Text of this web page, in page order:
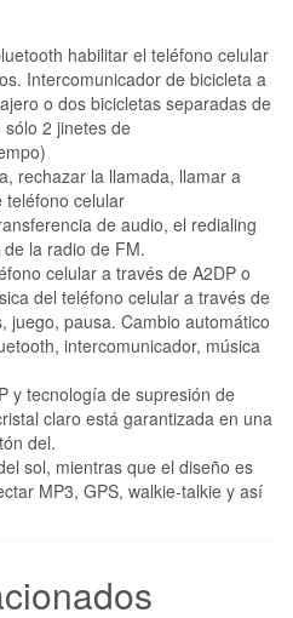
habilitar el teléfono celular
Intercomunicador de bicicleta a
o dos bicicletas separadas de
2 jinetes de
rechazar la llamada, llamar a
teléfono celular
de audio, el redialing
la radio de FM.
celular a través de A2DP o
del teléfono celular a través de
juego, pausa. Cambio automático
intercomunicador, música
y tecnología de supresión de
claro está garantizada en una
del.
sol, mientras que el diseño es
MP3, GPS, walkie-talkie y así